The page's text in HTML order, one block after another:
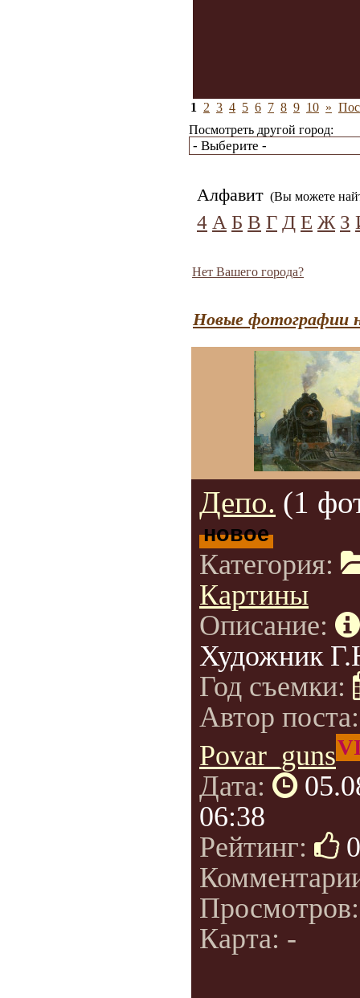
1 2 3 4 5 6 7 8 9 10 »
Посмотреть другой город:
Алфавит (Вы можете
4 А Б В Г Д Е Ж З
Нет Вашего города?
Новые фотографии
Депо. (1
новое
Категория:
Картины
Описание:
Художник
Год съемки:
Автор
Povar_guns
Дата:
06:38
Рейтинг:
0
Карта: -